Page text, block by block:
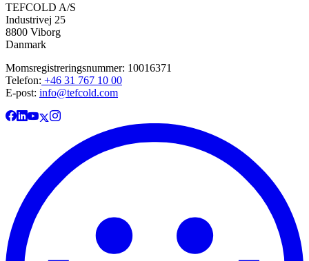
TEFCOLD A/S
Industrivej 25
8800 Viborg
Danmark
Momsregistreringsnummer: 10016371
Telefon: +46 31 767 10 00
E-post: info@tefcold.com